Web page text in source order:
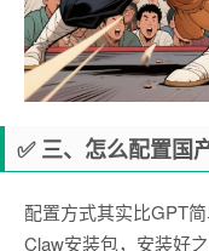
✅ 三、怎么配置国
配置方式其实比GPT
Claw安装包，安装好